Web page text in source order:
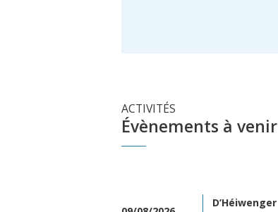
Évènements à venir
ACTIVITÉS
D’Héiwenger